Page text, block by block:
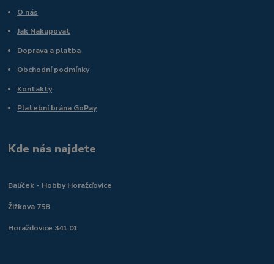
O nás
Jak Nakupovat
Doprava a platba
Obchodní podmínky
Kontakty
Platební brána GoPay
Kde nás najdete
Balíček - Hobby Horažďovice
Žižkova 758
Horažďovice 341 01